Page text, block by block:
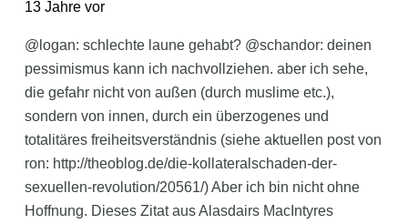
13 Jahre vor
@logan: schlechte laune gehabt? @schandor: deinen
pessimismus kann ich nachvollziehen. aber ich sehe,
die gefahr nicht von außen (durch muslime etc.),
sondern von innen, durch ein überzogenes und
totalitäres freiheitsverständnis (siehe aktuellen post von
ron: http://theoblog.de/die-kollateralschaden-der-
sexuellen-revolution/20561/) Aber ich bin nicht ohne
Hoffnung. Dieses Zitat aus Alasdairs MacIntyres